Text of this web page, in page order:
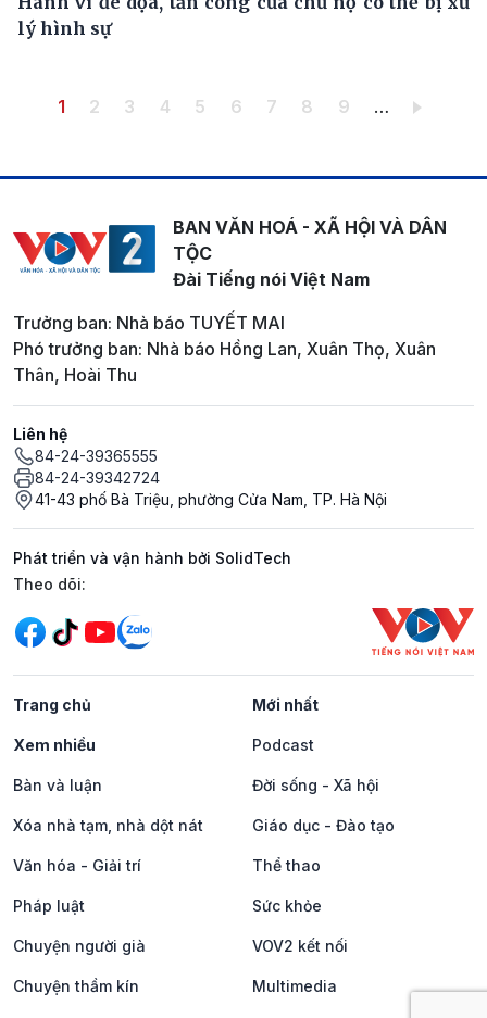
lý hình sự
Pagination
Trang hiện thời
1 Trang
2 Trang
3 Trang
4 Trang
5 Trang
6 Trang
7 Trang
8 Trang
9 …
BAN VĂN HOÁ - XÃ HỘI VÀ DÂN
TỘC
Đài Tiếng nói Việt Nam
Trưởng ban: Nhà báo TUYẾT MAI
Phó trưởng ban: Nhà báo Hồng Lan, Xuân Thọ, Xuân
Thân, Hoài Thu
Liên hệ
84-24-39365555
84-24-39342724
41-43 phố Bà Triệu, phường Cửa Nam, TP. Hà Nội
Phát triển và vận hành bởi SolidTech
Mạng xã hội
Theo dõi:
Trang chủ Mới nhất
Xem nhiều Podcast
Bàn và luận Đời sống - Xã hội
Xóa nhà tạm, nhà dột nát Giáo dục - Đào tạo
Văn hóa - Giải trí Thể thao
Pháp luật Sức khỏe
Chuyện người già VOV2 kết nối
Chuyện thầm kín Multimedia